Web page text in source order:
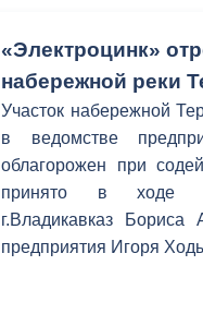
«Электроцинк»
набережной реки
Участок набережной
в ведомстве
облагорожен при
принято в ходе
г.Владикавказ Бориса
предприятия Игоря